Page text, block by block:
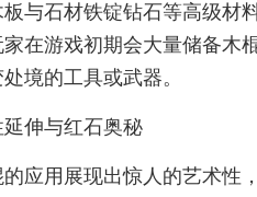
与石材铁锭钻石等高级材
在游戏初期会大量储备木
境的工具或武器。
伸与红石奥秘
应用展现出惊人的艺术性